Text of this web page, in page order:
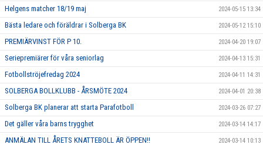
Helgens matcher 18/19 maj 2024-05-15 13:34
Bästa ledare och föräldrar i Solberga BK 2024-05-12 15:10
PREMIÄRVINST FÖR P 10. 2024-04-20 19:07
Seriepremiärer för våra seniorlag 2024-04-13 15:31
Fotbollströjefredag 2024 2024-04-11 14:31
SOLBERGA BOLLKLUBB - ÅRSMÖTE 2024 2024-04-01 20:38
Solberga BK planerar att starta Parafotboll 2024-03-26 07:27
Det gäller våra barns trygghet 2024-03-14 14:17
ANMÄLAN TILL ÅRETS KNATTEBOLL ÄR ÖPPEN!! 2024-03-14 10:13